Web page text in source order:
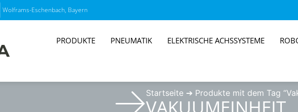
Wolframs-Eschenbach, Bayern
PRODUKTE PNEUMATIK ELEKTRISCHE ACHSSYSTEME
Startseite➔ Produkte mit dem Tag